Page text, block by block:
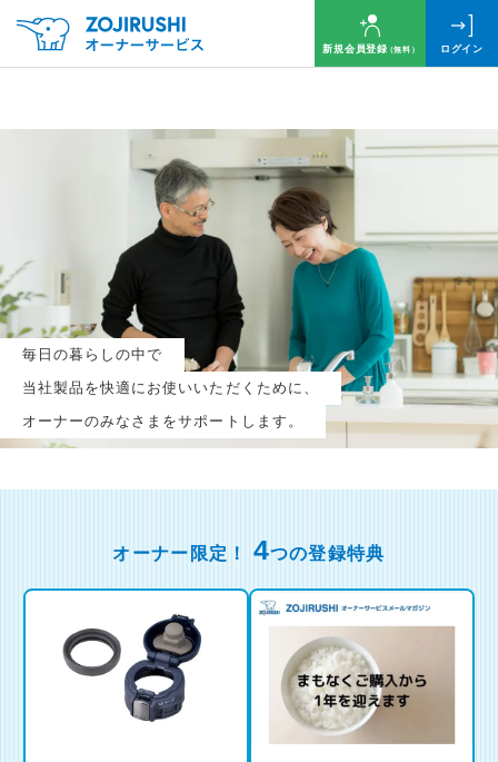
新規会員登録（無料） ログイン
毎日の暮らしの中で
当社製品を快適にお使いいただくために、
オーナーのみなさまをサポートします。
毎月抽選で 名様に
円分のQUOカードプレゼント！
新規会員登録（無料）
ログイン
※新規会員登録または追加製品登録をいただいた方が対象です
※オーナーサービスは日本国内にお住まいの個人の方向けサービスとなります
オーナー限定！ 4つの登録特典